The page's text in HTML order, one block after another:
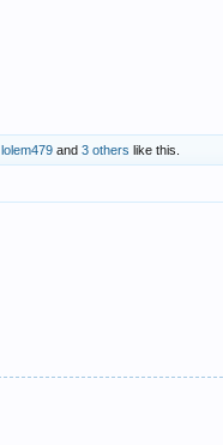
lolem479 and 3 others like this.